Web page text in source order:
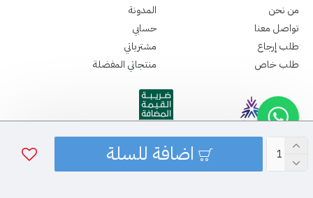
اضافة للسلة
من نحن
تواصل معنا
طلب إرجاع
طلب خاص
المدونة
حسابي
مشترياتي
منتجاتي المفضلة